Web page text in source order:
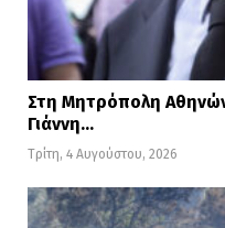
Στη Μητρόπολη
Γιάννη…
Τρίτη, 4 Αυγούστου, 2026